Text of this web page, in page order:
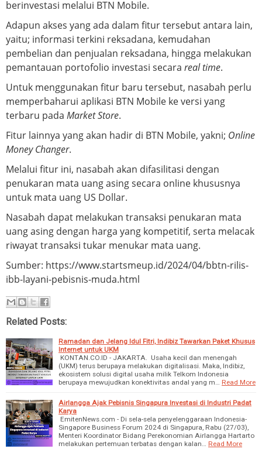
berinvestasi melalui BTN Mobile.
Adapun akses yang ada dalam fitur tersebut antara lain,
yaitu; informasi terkini reksadana, kemudahan
pembelian dan penjualan reksadana, hingga melakukan
pemantauan portofolio investasi secara real time.
Untuk menggunakan fitur baru tersebut, nasabah perlu
memperbaharui aplikasi BTN Mobile ke versi yang
terbaru pada Market Store.
Fitur lainnya yang akan hadir di BTN Mobile, yakni; Online
Money Changer.
Melalui fitur ini, nasabah akan difasilitasi dengan
penukaran mata uang asing secara online khususnya
untuk mata uang US Dollar.
Nasabah dapat melakukan transaksi penukaran mata
uang asing dengan harga yang kompetitif, serta melacak
riwayat transaksi tukar menukar mata uang.
Sumber: https://www.startsmeup.id/2024/04/bbtn-rilis-
ibb-layani-pebisnis-muda.html
Related Posts:
Ramadan dan Jelang Idul Fitri, Indibiz Tawarkan Paket Khusus
Internet untuk UKM
KONTAN.CO.ID - JAKARTA. Usaha kecil dan menengah
(UKM) terus berupaya melakukan digitalisasi. Maka, Indibiz,
ekosistem solusi digital usaha milik Telkom Indonesia
berupaya mewujudkan konektivitas andal yang m…
Read More
Airlangga Ajak Pebisnis Singapura Investasi di Industri Padat
Karya
EmitenNews.com - Di sela-sela penyelenggaraan Indonesia-
Singapore Business Forum 2024 di Singapura, Rabu (27/03),
Menteri Koordinator Bidang Perekonomian Airlangga Hartarto
melakukan pertemuan terbatas dengan kalan…
Read More